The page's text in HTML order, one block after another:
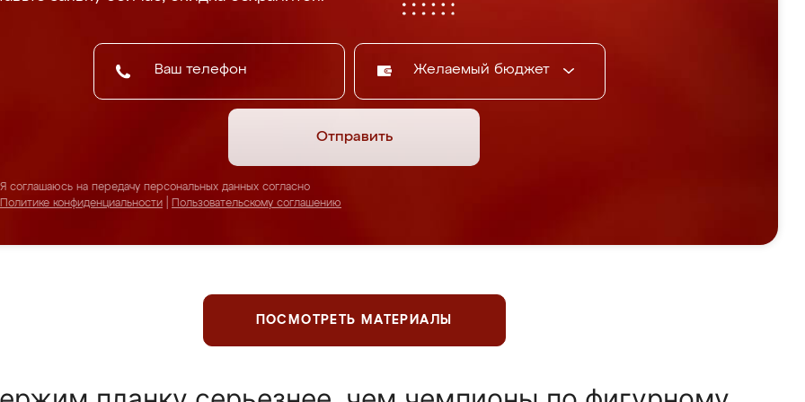
Желаемый бюджет
Отправить
Я соглашаюсь на передачу персональных данных согласно
Политике конфиденциальности
Пользовательскому соглашению
ПОСМОТРЕТЬ МАТЕРИАЛЫ